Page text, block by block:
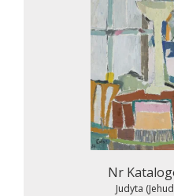
Nr
Judyta